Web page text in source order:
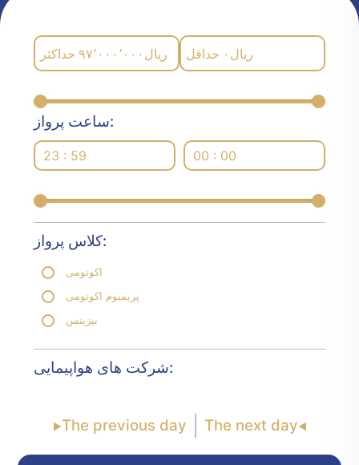
حداکثر ۹۷٬۰۰۰٬۰۰۰ ریال حداقل ۰ ریال
ساعت پرواز:
23 : 59 00 : 00
کلاس پرواز:
اکونومی
پریمیوم اکونومی
بیزینس
شرکت های هواپیمایی:
The previous day The next day